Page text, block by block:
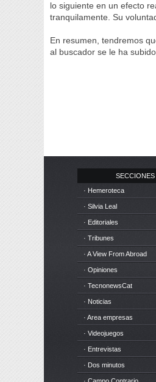
lo siguiente en un efecto
tranquilamente. Su
En resumen, tendremos
al buscador se le ha
SECCIONES
· Hemeroteca
· Silvia Leal
· Editoriales
· Tribunes
· A View From Abroad
· Opiniones
· TecnonewsCat
· Noticias
· Area empresas
· Videojuegos
· Entrevistas
· Dos minutos